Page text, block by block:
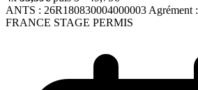
ANTS : 26R180830004000003 Agrément :
FRANCE STAGE PERMIS